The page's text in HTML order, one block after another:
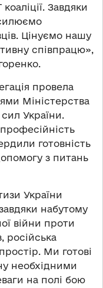
Завдяки
Цінуємо нашу
співпрацю»,
провела
Міністерства
України.
готовність
з питань
України
набутому
війни проти
російська
Ми готові
необхідними
на полі бою